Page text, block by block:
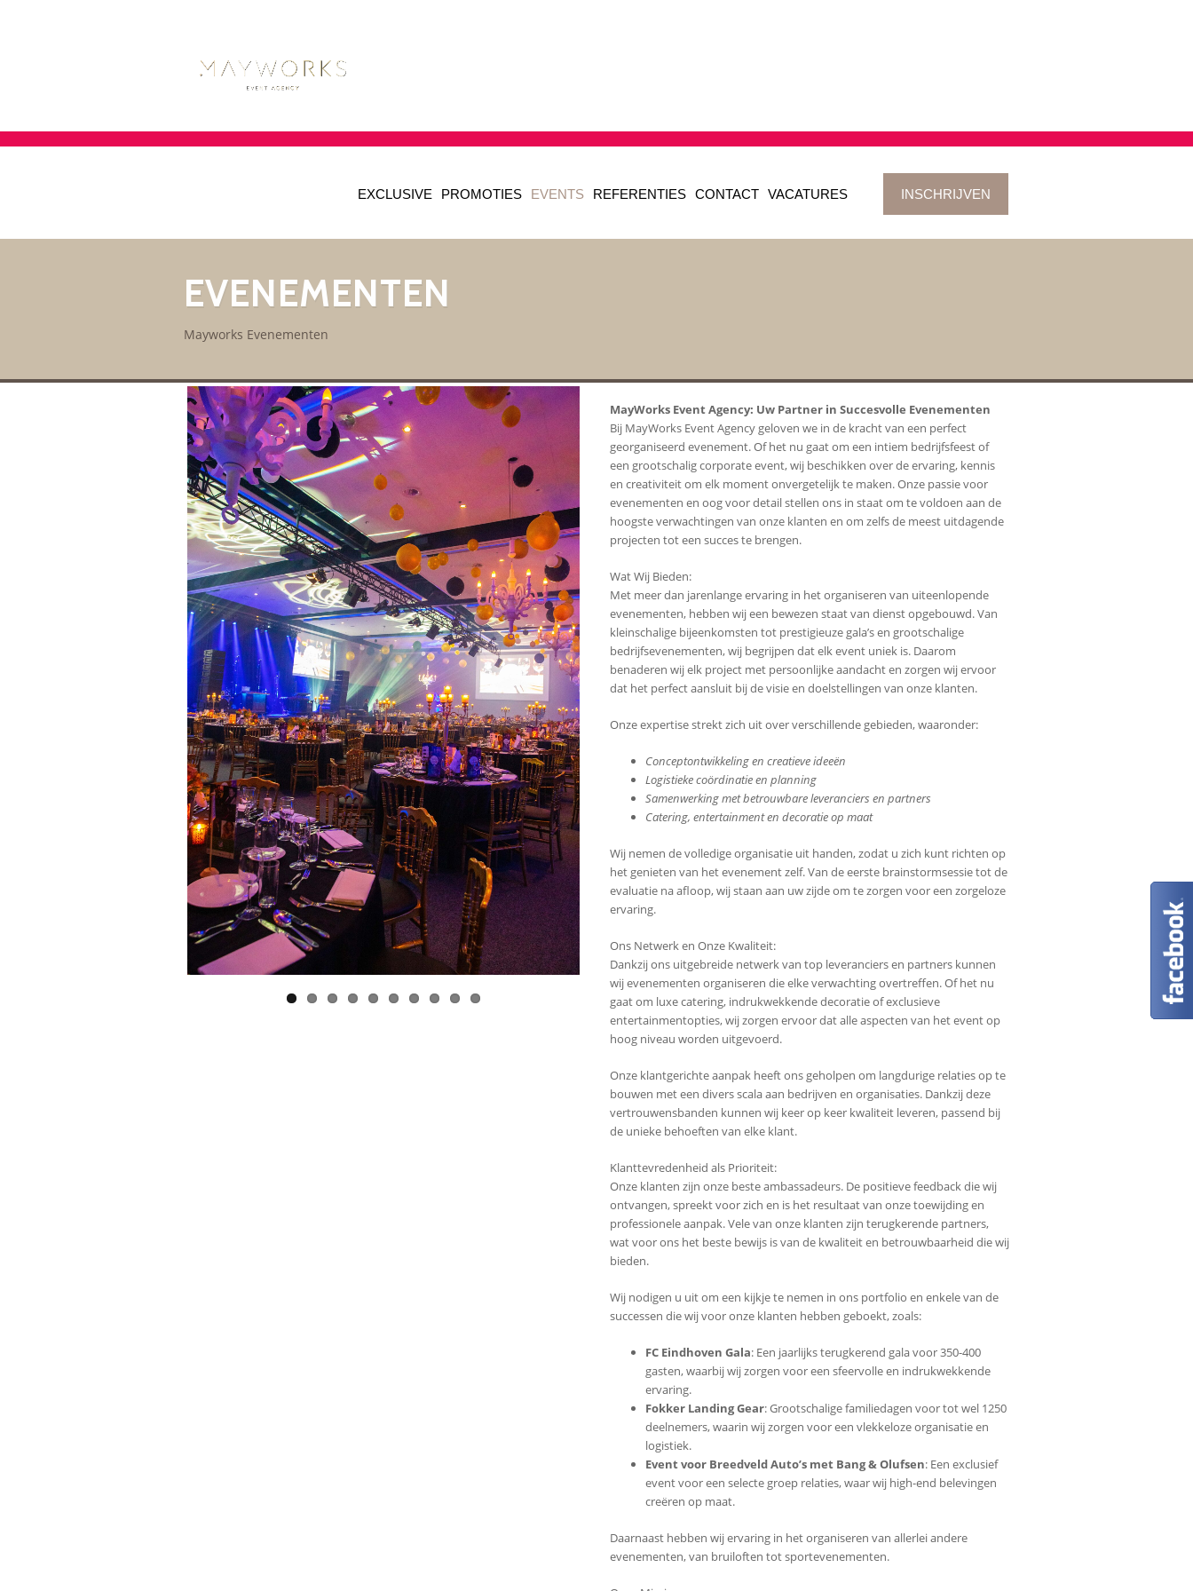
EXCLUSIVE PROMOTIES EVENTS REFERENTIES CONTACT VACATURES INSCHRIJVEN
EVENEMENTEN
Mayworks Evenementen
MayWorks Event Agency: Uw Partner in Succesvolle Evenementen
Bij MayWorks Event Agency geloven we in de kracht van een perfect
georganiseerd evenement. Of het nu gaat om een intiem bedrijfsfeest of
een grootschalig corporate event, wij beschikken over de ervaring, kennis
en creativiteit om elk moment onvergetelijk te maken. Onze passie voor
evenementen en oog voor detail stellen ons in staat om te voldoen aan de
hoogste verwachtingen van onze klanten en om zelfs de meest uitdagende
projecten tot een succes te brengen.
Wat Wij Bieden:
Met meer dan jarenlange ervaring in het organiseren van uiteenlopende
evenementen, hebben wij een bewezen staat van dienst opgebouwd. Van
kleinschalige bijeenkomsten tot prestigieuze gala’s en grootschalige
bedrijfsevenementen, wij begrijpen dat elk event uniek is. Daarom
benaderen wij elk project met persoonlijke aandacht en zorgen wij ervoor
dat het perfect aansluit bij de visie en doelstellingen van onze klanten.
Onze expertise strekt zich uit over verschillende gebieden, waaronder:
Conceptontwikkeling en creatieve ideeën
Logistieke coördinatie en planning
Samenwerking met betrouwbare leveranciers en partners
Catering, entertainment en decoratie op maat
Wij nemen de volledige organisatie uit handen, zodat u zich kunt richten op
het genieten van het evenement zelf. Van de eerste brainstormsessie tot de
evaluatie na afloop, wij staan aan uw zijde om te zorgen voor een zorgeloze
ervaring.
Ons Netwerk en Onze Kwaliteit:
Dankzij ons uitgebreide netwerk van top leveranciers en partners kunnen
wij evenementen organiseren die elke verwachting overtreffen. Of het nu
gaat om luxe catering, indrukwekkende decoratie of exclusieve
entertainmentopties, wij zorgen ervoor dat alle aspecten van het event op
hoog niveau worden uitgevoerd.
Onze klantgerichte aanpak heeft ons geholpen om langdurige relaties op te
bouwen met een divers scala aan bedrijven en organisaties. Dankzij deze
vertrouwensbanden kunnen wij keer op keer kwaliteit leveren, passend bij
de unieke behoeften van elke klant.
Klanttevredenheid als Prioriteit:
Onze klanten zijn onze beste ambassadeurs. De positieve feedback die wij
ontvangen, spreekt voor zich en is het resultaat van onze toewijding en
professionele aanpak. Vele van onze klanten zijn terugkerende partners,
wat voor ons het beste bewijs is van de kwaliteit en betrouwbaarheid die wij
bieden.
Wij nodigen u uit om een kijkje te nemen in ons portfolio en enkele van de
successen die wij voor onze klanten hebben geboekt, zoals:
FC Eindhoven Gala: Een jaarlijks terugkerend gala voor 350-400
gasten, waarbij wij zorgen voor een sfeervolle en indrukwekkende
ervaring.
Fokker Landing Gear: Grootschalige familiedagen voor tot wel 1250
deelnemers, waarin wij zorgen voor een vlekkeloze organisatie en
logistiek.
Event voor Breedveld Auto’s met Bang & Olufsen: Een exclusief
event voor een selecte groep relaties, waar wij high-end belevingen
creëren op maat.
Daarnaast hebben wij ervaring in het organiseren van allerlei andere
evenementen, van bruiloften tot sportevenementen.